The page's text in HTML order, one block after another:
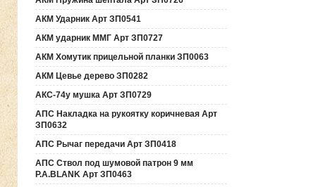
АКМ Ударник Арт ЗП0541
АКМ ударник ММГ Арт ЗП0727
АКМ Хомутик прицельной планки ЗП0063
АКМ Цевье дерево ЗП0282
АКС-74у мушка Арт ЗП0729
АПС Накладка на рукоятку коричневая Арт
ЗП0632
АПС Рычаг передачи Арт ЗП0418
АПС Ствол под шумовой патрон 9 мм
P.A.BLANK Арт ЗП0463